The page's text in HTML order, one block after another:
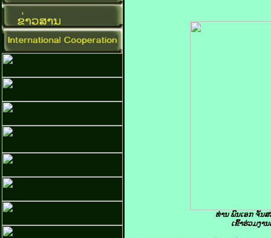
ທ່ານ ພົນເອກ ຈັນ
ເຂົ້າຮ່ວມງາ